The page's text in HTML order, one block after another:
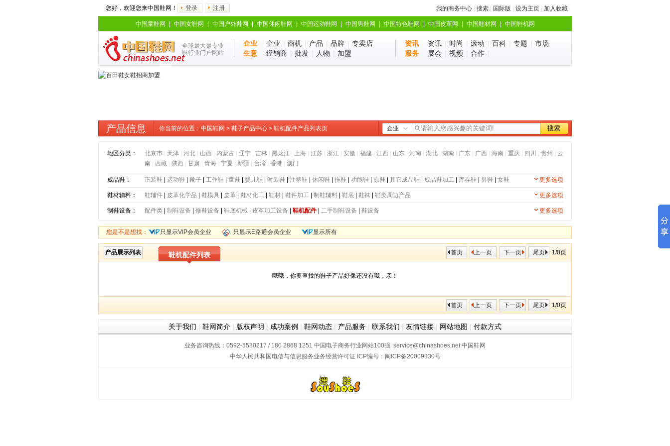
您好，欢迎您来中国鞋网！ 登录 注册 我的商务中心 搜索 国际版 设为主页 加入收藏
中国童鞋网 中国女鞋网 中国户外鞋网 中国休闲鞋网 中国运动鞋网 中国男鞋网 中国特色鞋网 中国皮革网 中国鞋材网 中国鞋机网
全球最大最专业
鞋行业门户网站
企业
生意
企业 商机 产品 品牌
专卖店
经销商
批发 人物 加盟
资讯
服务
资讯 时尚 滚动 百科 专题
市场
展会
视频 合作
产品信息 你当前的位置： 中国鞋网 > 鞋子产品中心 > 鞋机配件产品列表页 企业
地区分类： 北京市| 天津| 河北| 山西| 内蒙古| 辽宁| 吉林| 黑龙江 上海| 江苏| 浙江 安徽| 福建 江西| 山东| 河南| 湖北| 湖南| 广东| 广西| 海南| 重庆| 四川 贵州
云
南| 西藏| 陕西| 甘肃| 青海| 宁夏 新疆 台湾| 香港| 澳门
成品鞋： 更多选项
正装鞋| 运动鞋| 靴子| 工作鞋| 童鞋| 婴儿鞋| 时装鞋| 注塑鞋| 休闲鞋| 拖鞋| 功能鞋| 凉鞋| 其它成品鞋| 成品鞋加工| 库存鞋| 男鞋| 女鞋
鞋材辅料： 更多选项
鞋辅件| 皮革化学品 鞋模具 皮革| 鞋材化工| 鞋材| 鞋件加工| 制鞋辅料| 鞋底| 鞋袜| 鞋类周边产品
制鞋设备： 更多选项
配件类| 制鞋设备 修鞋设备 鞋底机械| 皮革加工设备 鞋机配件| 二手制鞋设备 鞋设备
您是不是想找： 只显示VIP会员企业 只显示E路通会员企业 显示所有
产品展示列表 鞋机配件列表 首页 上一页 下一页 尾页 1/0页
哦哦，你要查找的鞋子产品好像还没有哦，亲！
首页 上一页 下一页 尾页 1/0页
关于我们 | 鞋网简介 | 版权声明 | 成功案例 | 鞋网动态 | 产品服务 | 联系我们 | 友情链接 | 网站地图 | 付款方式
业务咨询热线：0592-5530217 / 180 2868 1251 中国电子商务行业网站100强 service@chinashoes.net 中国鞋网
中华人民共和国电信与信息服务业务经营许可证ICP编号： 闽ICP备20009330号